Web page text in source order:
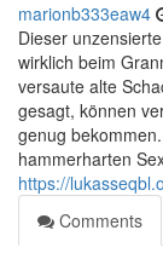
marionb333eaw4
Dieser
wirklich beim
versaute alte
gesagt, können
genug
hammerharten
https://
Comments